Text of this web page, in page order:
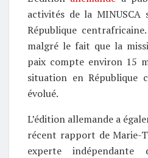
activités de la
République
malgré le fait que la
paix compte environ 15
situation en République
évolué.
L’édition allemande a
récent rapport de Marie-
experte